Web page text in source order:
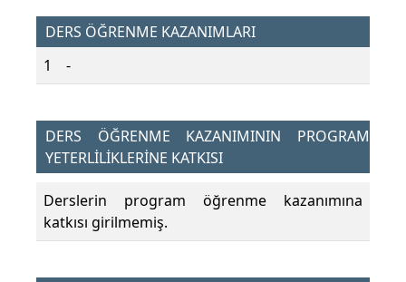
DERS ÖĞRENME KAZANIMLARI
1
-
DERS ÖĞRENME KAZANIMININ PROGRAM
YETERLİLİKLERİNE KATKISI
Derslerin program öğrenme kazanımına
katkısı girilmemiş.